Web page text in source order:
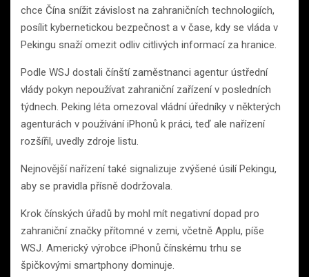
chce Čína snížit závislost na zahraničních technologiích,
posílit kybernetickou bezpečnost a v čase, kdy se vláda v
Pekingu snaží omezit odliv citlivých informací za hranice.
Podle WSJ dostali čínští zaměstnanci agentur ústřední
vlády pokyn nepoužívat zahraniční zařízení v posledních
týdnech. Peking léta omezoval vládní úředníky v některých
agenturách v používání iPhonů k práci, teď ale nařízení
rozšířil, uvedly zdroje listu.
Nejnovější nařízení také signalizuje zvýšené úsilí Pekingu,
aby se pravidla přísně dodržovala.
Krok čínských úřadů by mohl mít negativní dopad pro
zahraniční značky přítomné v zemi, včetně Applu, píše
WSJ. Americký výrobce iPhonů čínskému trhu se
špičkovými smartphony dominuje.